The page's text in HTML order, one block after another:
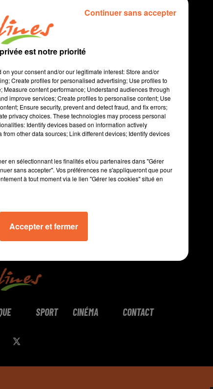
2 expositions à Nueil les
la victoire des Alliés sur
aux élèves du collège
nature dans le mauléonnais
le château de La
qui l'acceuillera ( photo ).
13 min 13 sec
SPORT CINÉMA CONTACT
est notre priorité
your consent and/or our legitimate interest: Store and/or
Create profiles for personalised advertising; Use profiles to
content performance; Understand audiences through
improve services; Create profiles to personalise content; Use
Ensure security, prevent and detect fraud, and fix errors;
privacy choices. These technologies may process personal
Identify devices based on information actively
other data sources; Link different devices; Identify devices
en sélectionnant les finalités et/ou partenaires dans "Gérer
sans accepter". Vos préférences ne s'appliqueront que pour
à tout moment via le lien "Gérer les cookies" situé en
Accepter et fermer
Continuer sans accepter